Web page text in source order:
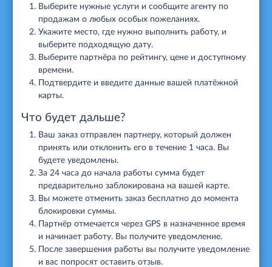
Выберите нужные услуги и сообщите агенту по
продажам о любых особых пожеланиях.
Укажите место, где нужно выполнить работу, и
выберите подходящую дату.
Выберите партнёра по рейтингу, цене и доступному
времени.
Подтвердите и введите данные вашей платёжной
карты.
Что будет дальше?
Ваш заказ отправлен партнеру, который должен
принять или отклонить его в течение 1 часа. Вы
будете уведомлены.
За 24 часа до начала работы сумма будет
предварительно заблокирована на вашей карте.
Вы можете отменить заказ бесплатно до момента
блокировки суммы.
Партнёр отмечается через GPS в назначенное время
и начинает работу. Вы получите уведомление.
После завершения работы вы получите уведомление
и вас попросят оставить отзыв.